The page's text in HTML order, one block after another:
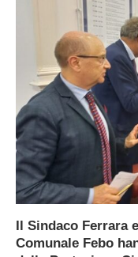
Il Sindaco
Comunale Febo